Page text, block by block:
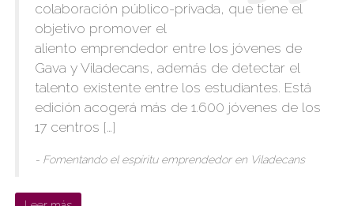
colaboración público-privada, que tiene el
objetivo promover el
aliento emprendedor entre los jóvenes de
Gava y Viladecans, además de detectar el
talento existente entre los estudiantes. Está
edición acogerá más de 1.600 jóvenes de los
17 centros […]
- Fomentando el espíritu emprendedor en Viladecans